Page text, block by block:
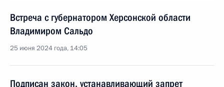
Встреча с губернатором Херсонской области
Владимиром Сальдо
25 июня 2024 года, 14:05
Подписан закон, устанавливающий запрет